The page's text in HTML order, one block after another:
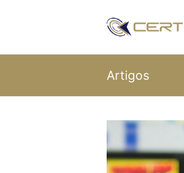
Artigos